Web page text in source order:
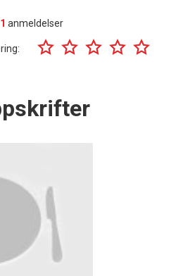
1 anmeldelser